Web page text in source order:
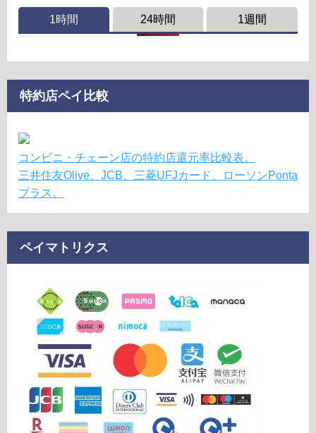
1時間 24時間 1週間
特約店ペイ比較
コンビニ・チェーン店の特約店還元率比較表。
三井住友Olive、JCB、三菱UFJカード、ローソンPonta
プラス。
ペイマトリクス